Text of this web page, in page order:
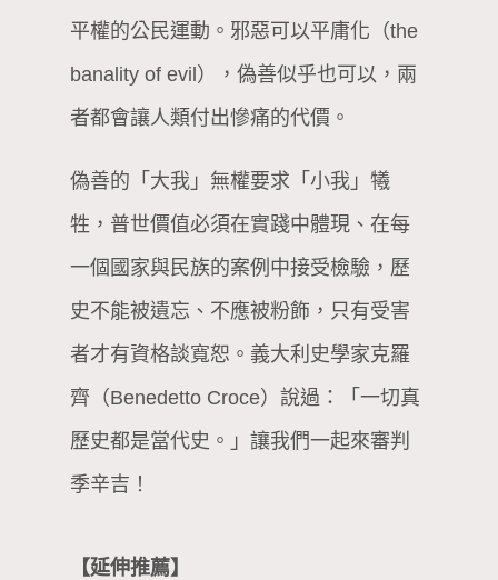
平權的公民運動。邪惡可以平庸化（the
banality of evil），偽善似乎也可以，兩
者都會讓人類付出慘痛的代價。
偽善的「大我」無權要求「小我」犧
牲，普世價值必須在實踐中體現、在每
一個國家與民族的案例中接受檢驗，歷
史不能被遺忘、不應被粉飾，只有受害
者才有資格談寬恕。義大利史學家克羅
齊（Benedetto Croce）說過：「一切真
歷史都是當代史。」讓我們一起來審判
季辛吉！
【延伸推薦】